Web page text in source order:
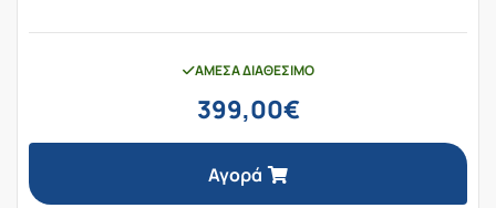
ΆΜΕΣΑ ΔΙΑΘΈΣΙΜΟ
399,00€
Αγορά